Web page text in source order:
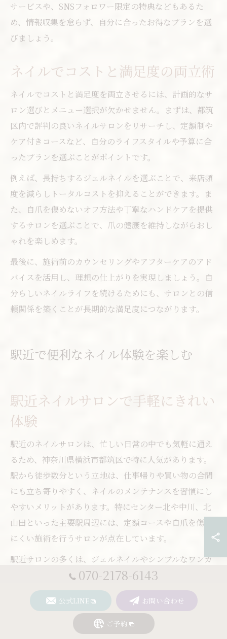
サービスや、SNSフォロワー限定の特典などもあるた
め、情報収集を怠らず、自分に合ったお得なプランを選
びましょう。
ネイルでコストと満足度の両立術
ネイルでコストと満足度を両立させるには、計画的なサ
ロン選びとメニュー選択が欠かせません。まずは、都筑
区内で評判の良いネイルサロンをリサーチし、定額制や
ケア付きコースなど、自分のライフスタイルや予算に合
ったプランを選ぶことがポイントです。
例えば、長持ちするジェルネイルを選ぶことで、来店頻
度を減らしトータルコストを抑えることができます。ま
た、自爪を傷めないオフ方法や丁寧なハンドケアを提供
するサロンを選ぶことで、爪の健康を維持しながらおし
ゃれを楽しめます。
最後に、施術前のカウンセリングやアフターケアのアド
バイスを活用し、理想の仕上がりを実現しましょう。自
分らしいネイルライフを続けるためにも、サロンとの信
頼関係を築くことが長期的な満足度につながります。
駅近で便利なネイル体験を楽しむ
駅近ネイルサロンで手軽にきれい
体験
駅近のネイルサロンは、忙しい日常の中でも気軽に通え
るため、神奈川県横浜市都筑区で特に人気があります。
駅から徒歩数分という立地は、仕事帰りや買い物の合間
にも立ち寄りやすく、ネイルのメンテナンスを習慣にし
やすいメリットがあります。特にセンター北や中川、北
山田といった主要駅周辺には、定額コースや自爪を傷め
にくい施術を行うサロンが点在しています。
駅近サロンの多くは、ジェルネイルやシンプルなワンカ
ラーから、流行のデザインまで幅広く対応しているのが
特徴です。例えば、仕事や家事の合間でも扱いやすいナ
チュラル系デザインや、手元を上品に彩る大人向けカラ
ーが人気です。急な予定変更にも柔軟に対応してくれる
070-2178-6143
公式LINE お問い合わせ
ご予約